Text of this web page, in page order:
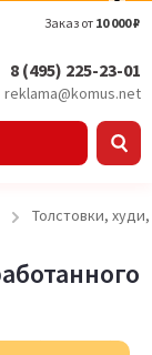
Заказ от 10 000 ₽
8 (495) 225-23-01
reklama@komus.net
Толстовки,